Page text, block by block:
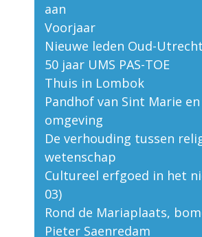
aan
Voorjaar
Nieuwe leden Oud-Utrecht
50 jaar UMS PAS-TOE
Thuis in Lombok
Pandhof van Sint Marie
omgeving
De verhouding tussen
wetenschap
Cultureel erfgoed in het
03)
Rond de Mariaplaats,
Pieter Saenredam